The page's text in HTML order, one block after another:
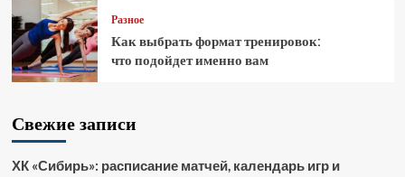
Разное
Как выбрать формат тренировок:
что подойдет именно вам
Свежие записи
ХК «Сибирь»: расписание матчей, календарь игр и